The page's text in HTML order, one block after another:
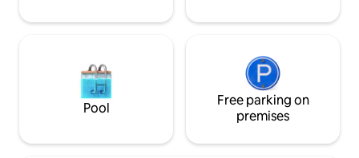
Pool
Free parking on
premises